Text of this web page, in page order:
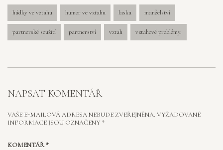
hádky ve vztahu humor ve vztahu laska manželství
partnerské soužití partnerství vztah vztahové problémy.
NAPSAT KOMENTÁŘ
VAŠE E-MAILOVÁ ADRESA NEBUDE ZVEŘEJNĚNA. VYŽADOVANÉ
INFORMACE JSOU OZNAČENY *
KOMENTÁŘ*